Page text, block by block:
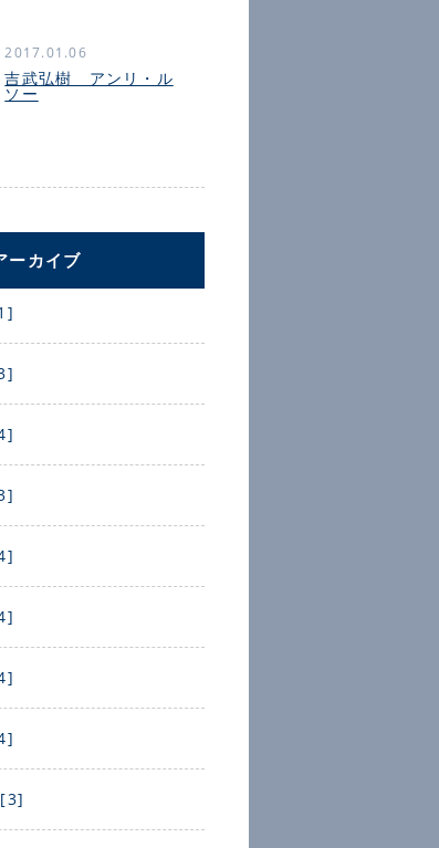
2017.01.06
吉武弘樹 アンリ・ル
ソー
ーカイブ